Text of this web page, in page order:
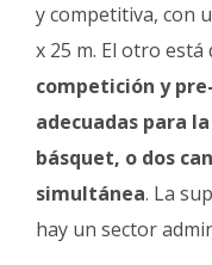
y competitiva, con
x 25 m. El otro
competición y
adecuadas para
básquet, o dos
simultánea. La
hay un sector